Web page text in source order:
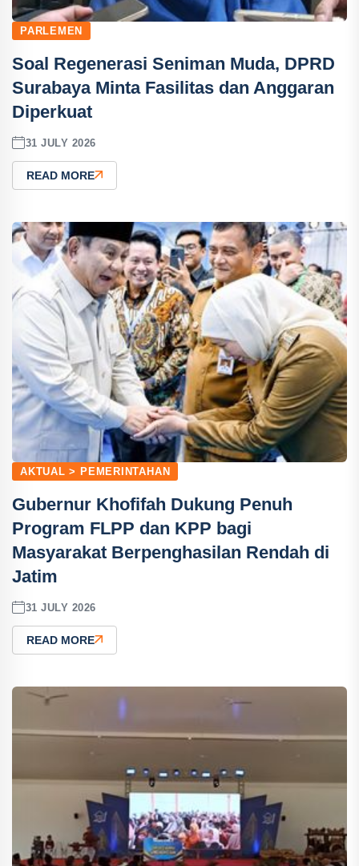
PARLEMEN
Soal Regenerasi Seniman Muda, DPRD
Surabaya Minta Fasilitas dan Anggaran
Diperkuat
31 JULY 2026
READ MORE
AKTUAL > PEMERINTAHAN
Gubernur Khofifah Dukung Penuh
Program FLPP dan KPP bagi
Masyarakat Berpenghasilan Rendah di
Jatim
31 JULY 2026
READ MORE